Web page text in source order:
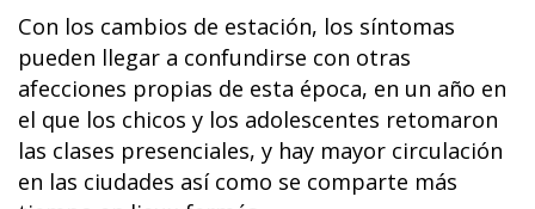
Con los cambios de estación, los síntomas
pueden llegar a confundirse con otras
afecciones propias de esta época, en un año en
el que los chicos y los adolescentes retomaron
las clases presenciales, y hay mayor circulación
en las ciudades así como se comparte más